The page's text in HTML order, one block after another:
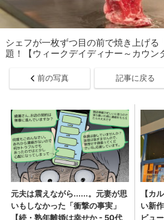
シェフが一枚ずつ目の前で焼き上げる
題！【ウィークデイディナー～カウン
前の写真 記事に戻る